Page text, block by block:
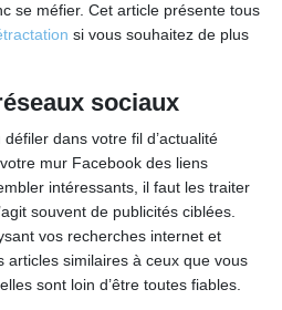
se méfier. Cet article présente tous
si vous souhaitez de plus
sociaux
dans votre fil d’actualité
mur Facebook des liens
intéressants, il faut les traiter
souvent de publicités ciblées.
vos recherches internet et
articles similaires à ceux que vous
sont loin d’être toutes fiables.